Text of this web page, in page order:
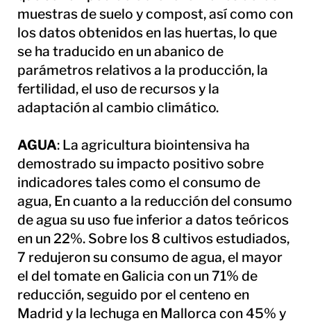
muestras de suelo y compost, así como con
los datos obtenidos en las huertas, lo que
se ha traducido en un abanico de
parámetros relativos a la producción, la
fertilidad, el uso de recursos y la
adaptación al cambio climático.
AGUA: La agricultura biointensiva ha
demostrado su impacto positivo sobre
indicadores tales como el consumo de
agua, En cuanto a la reducción del consumo
de agua su uso fue inferior a datos teóricos
en un 22%. Sobre los 8 cultivos estudiados,
7 redujeron su consumo de agua, el mayor
el del tomate en Galicia con un 71% de
reducción, seguido por el centeno en
Madrid y la lechuga en Mallorca con 45% y